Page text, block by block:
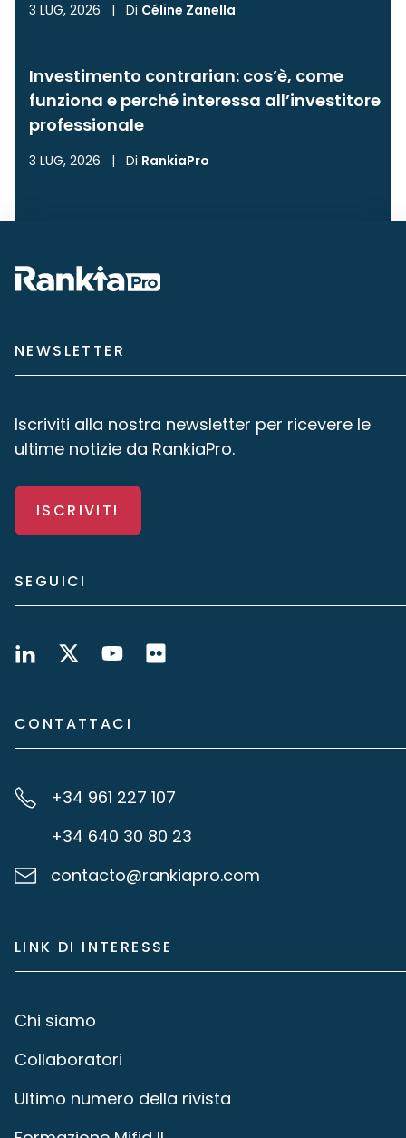
3 LUG, 2026 | Di Céline Zanella
Investimento contrarian: cos’è, come
funziona e perché interessa all’investitore
professionale
3 LUG, 2026 | Di RankiaPro
NEWSLETTER
Iscriviti alla nostra newsletter per ricevere le
ultime notizie da RankiaPro.
ISCRIVITI
SEGUICI
CONTATTACI
+34 961 227 107
+34 640 30 80 23
contacto@rankiapro.com
LINK DI INTERESSE
Chi siamo
Collaboratori
Ultimo numero della rivista